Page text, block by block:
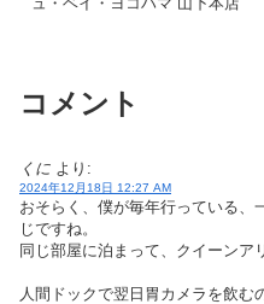
コメント
くに より:
2024年12月18日 12:27 AM
おそらく、僕が毎年行っている、
じですね。
同じ部屋に泊まって、クイーンア
人間ドックで翌日胃カメラを飲む